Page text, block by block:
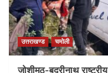
उत्तराखण्ड चमोली
जोशीमठ-बद्रीनाथ राष्ट्रीय